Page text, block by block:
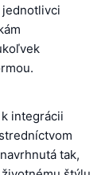
jednotlivci
integrácii
tak,